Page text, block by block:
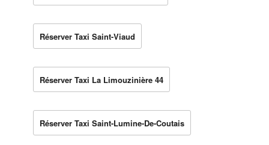
Réserver Taxi Saint-Viaud
Réserver Taxi La Limouzinière 44
Réserver Taxi Saint-Lumine-De-Coutais